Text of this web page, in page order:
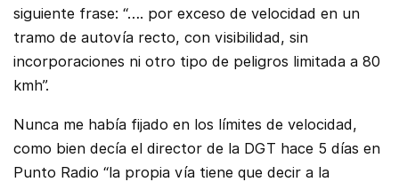
siguiente frase: “…. por exceso de velocidad en un
tramo de autovía recto, con visibilidad, sin
incorporaciones ni otro tipo de peligros limitada a 80
kmh”.
Nunca me había fijado en los límites de velocidad,
como bien decía el director de la DGT hace 5 días en
Punto Radio “la propia vía tiene que decir a la